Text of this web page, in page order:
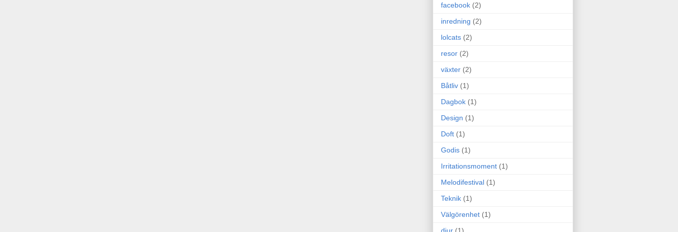
facebook (2)
inredning (2)
lolcats (2)
resor (2)
växter (2)
Båtliv (1)
Dagbok (1)
Design (1)
Doft (1)
Godis (1)
Irritationsmoment (1)
Melodifestival (1)
Teknik (1)
Välgörenhet (1)